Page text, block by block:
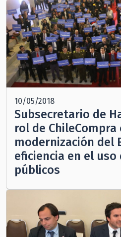
10/05/2018
Subsecretario de
rol de ChileCompra
modernización del
eficiencia en el
públicos